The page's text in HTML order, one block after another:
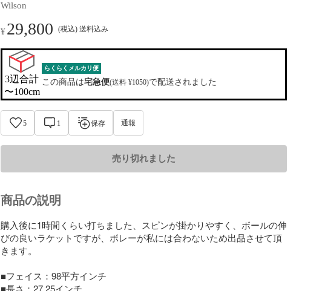
Wilson
¥ 29,800 (税込) 送料込み
3辺合計
〜100cm
らくらくメルカリ便
この商品は宅急便(送料 ¥1050)で配送されました
5 1 保存 通報
売り切れました
商品の説明
購入後に1時間くらい打ちました、スピンが掛かりやすく、ボールの伸
びの良いラケットですが、ボレーが私には合わないため出品させて頂
きます。
■フェイス：98平方インチ
■長さ：27.25インチ